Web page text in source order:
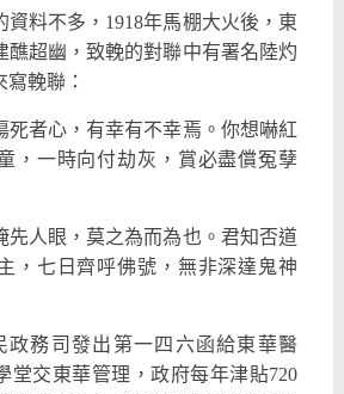
資料不多，1918年馬棚大火後，東
醮超幽，致輓的對聯中有署名陸灼
輓聯：
死者心，有幸有不幸焉。你想嚇紅
，一時向付劫灰，賞必盡償冤孽
先人眼，莫之為而為也。君知否道
，七日齊呼佛號，無非深達鬼神
政務司發出第一四六函給東華醫
堂交東華管理，政府每年津貼720